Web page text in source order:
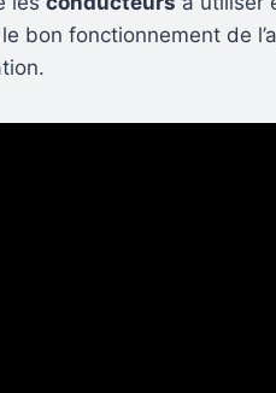
bon fonctionnement de